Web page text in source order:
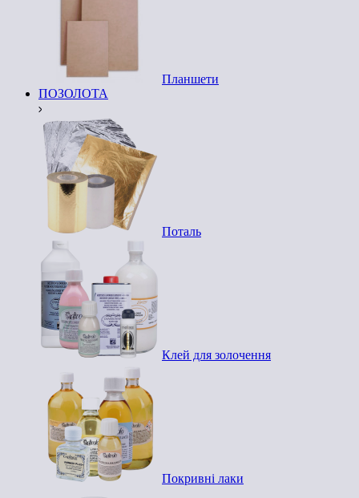
Планшети
ПОЗОЛОТА
Поталь
Клей для золочення
Покривні лаки